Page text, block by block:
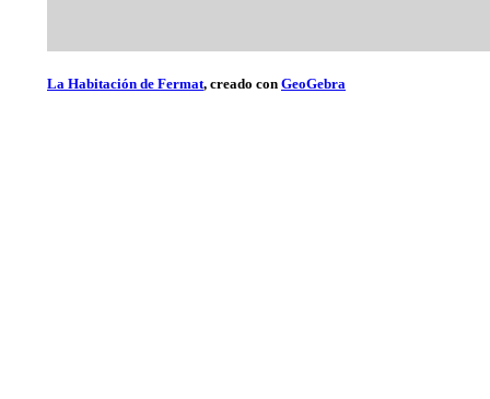
La Habitación de Fermat, creado con GeoGebra